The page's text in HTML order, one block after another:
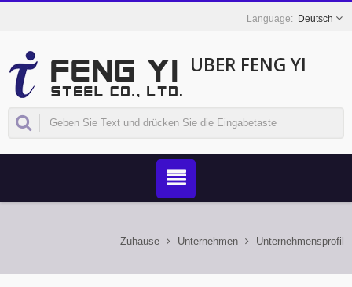
Deutsch
ÜBER FENG YI
Zuhause Unternehmen Unternehmensprofil